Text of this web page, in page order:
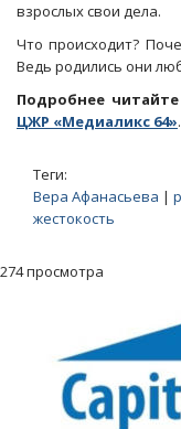
взрослых свои дела.
Что происходит?
Ведь родились они
Подробнее читайте
ЦЖР «Медиаликс 64».
Теги:
Вера Афанасьева |
жестокость
274 просмотра